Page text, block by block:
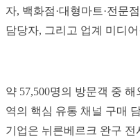
자, 백화점·대형마트·전문
담당자, 그리고 업계 미디어
약 57,500명의 방문객 중
역의 핵심 유통 채널 구매
기업은 뉘른베르크 완구 전